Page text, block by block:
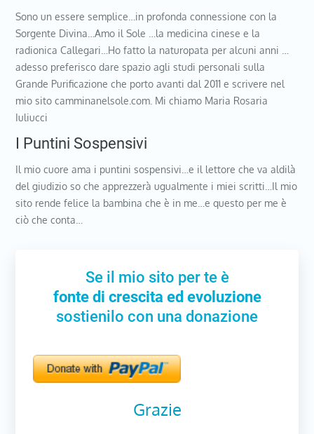
Sono un essere semplice…in profonda connessione con la
Sorgente Divina…Amo il Sole …la medicina cinese e la
radionica Callegari…Ho fatto la naturopata per alcuni anni …
adesso preferisco dare spazio agli studi personali sulla
Grande Purificazione che porto avanti dal 2011 e scrivere nel
mio sito camminanelsole.com. Mi chiamo Maria Rosaria
Iuliucci
I Puntini Sospensivi
Il mio cuore ama i puntini sospensivi…e il lettore che va aldilà
del giudizio so che apprezzerà ugualmente i miei scritti…Il mio
sito rende felice la bambina che è in me…e questo per me è
ciò che conta…
Se il mio sito per te è
fonte di crescita ed evoluzione
sostienilo con una donazione
Grazie